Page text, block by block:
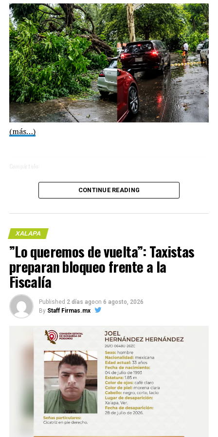
para la medición de la glucosa y la detección de
enfermedades cardiometabólicas, por mencionar
algunos servicios.
Compártelo:
(más…)
Me gusta esto:
COMPARTE ESTA INFORMACIÓN
CONTINUE READING
XALAPA
​”Lo queremos de vuelta”: Taxistas
preparan bloqueo frente a la
Fiscalía
Published 2 días agoon 6 agosto, 2026
By Staff Firmas.mx